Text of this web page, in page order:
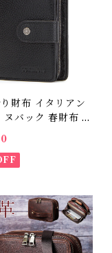
財布 イタリアン
ヌバック 春財布 猫
雑貨 財布 ねこ財布
ト かわいい グッ
猫財布 ねこ 母の